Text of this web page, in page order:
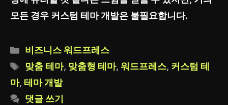
모든 경우 커스텀 테마 개발은 불필요합니다.
카
테
고
리
비즈니스 워드프레스
태
그
맞춤 테마, 맞춤형 테마, 워드프레스, 커스텀 테
마, 테마 개발
댓글 쓰기